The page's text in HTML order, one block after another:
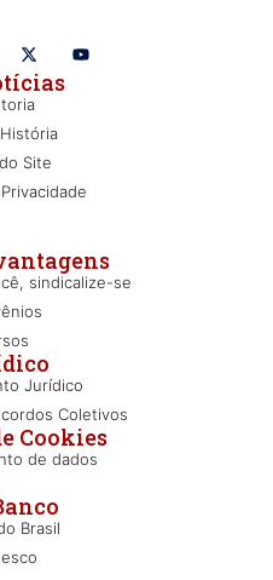
Brasil
sindicalize-se
Jurídico
Coletivos
Cookies
de dados
Site